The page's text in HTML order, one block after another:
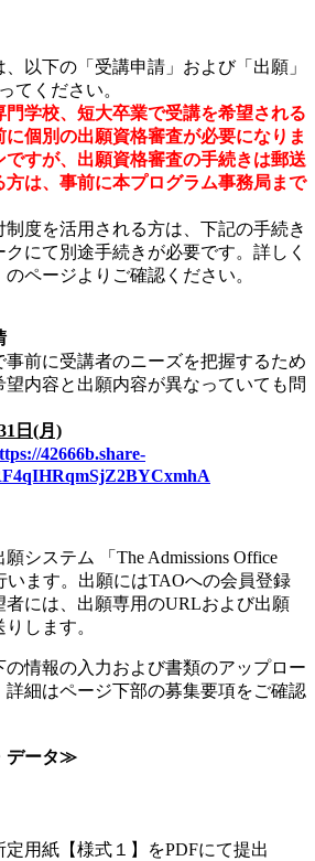
以下の「受講申請」および「出願」
てください。
学校、短大卒業で受講を希望される
個別の出願資格審査が必要になりま
すが、出願資格審査の手続きは郵送
方は、事前に本プログラム事務局まで
度を活用される方は、下記の手続き
にて別途手続きが必要です。詳しく
のページよりご確認ください。
前に受講者のニーズを把握するため
内容と出願内容が異なっていても問
日(月)
42666b.share-
システム 「The Admissions Office
います。出願にはTAOへの会員登録
者には、出願専用のURLおよび出願
します。
情報の入力および書類のアップロー
詳細はページ下部の募集要項をご確認
データ≫
用紙【様式１】をPDFにて提出